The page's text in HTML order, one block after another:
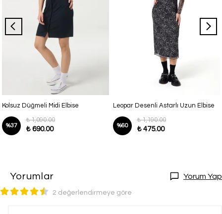
Kolsuz Düğmeli Midi Elbise
%37
₺ 1,090.00
₺ 690.00
Leopar Desenli Astarlı Uzun Elbise
%60
₺ 1,190.00
₺ 475.00
Yorumlar Yorum Yap
2 değerlendirmeye göre